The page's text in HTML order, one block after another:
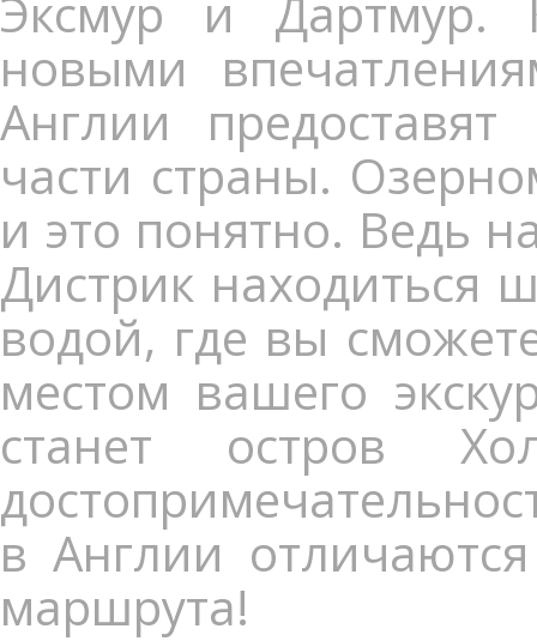
Эксмур и Дартмур.
новыми
Англии
части страны.
и это понятно. Ведь
Дистрик находиться
водой, где вы
местом вашего
станет остров
в Англии
маршрута!